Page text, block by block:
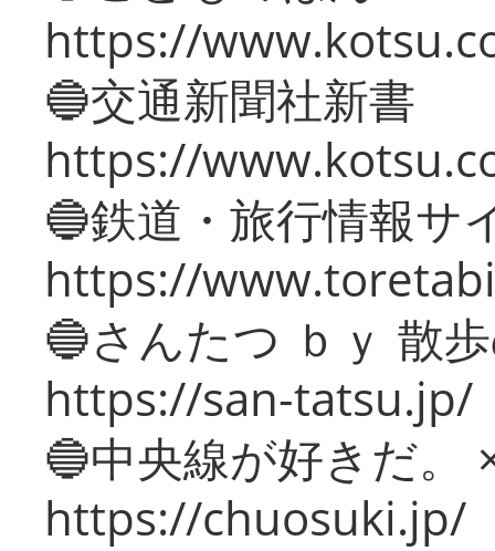
https://
🔵交通新聞社新書
https://
🔵鉄道・旅行情報サ
https://
🔵さんたつ ｂｙ 散
https://san-tatsu.jp/
🔵中央線が好きだ。
https://chuosuki.jp/